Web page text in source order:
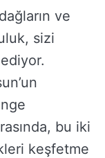
ve
sizi
bu iki
keşfetme